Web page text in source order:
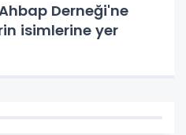
Derneği'ne
isimlerine yer